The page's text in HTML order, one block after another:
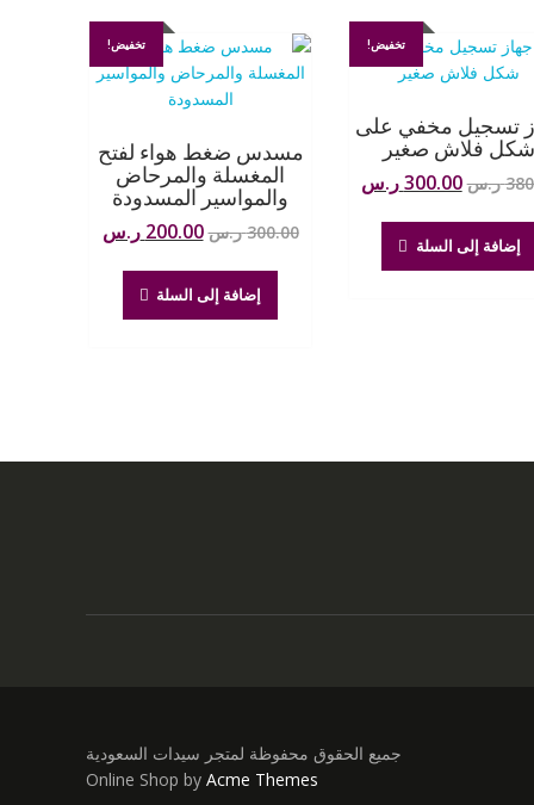
تخفيض!
تسجيل مخفي على
شكل فلاش صغير
ر.سالسعر
هو:
380.00 ر.س.
300.00ر.س
إضافة إلى السلة
تخفيض!
مسدس ضغط هواء لفتح
المغسلة والمرحاض
والمواسير المسدودة
300.00 ر.سالسعر
هو:
300.00 ر.س.
200.00 ر.س
إضافة إلى السلة
جميع الحقوق محفوظة لمتجر سيدات السعودية
Online Shop by Acme Themes